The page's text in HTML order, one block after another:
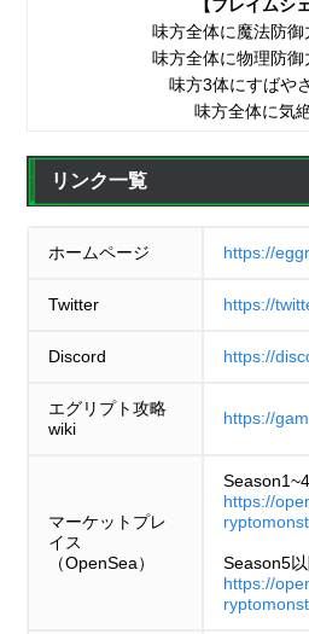
【フレイムシ
味方全体に魔法防御
味方全体に物理防御
味方3体にすばや
味方全体に気
リンク一覧
ホームページ https://
Twitter https://
Discord https://
エグリプト攻略
wiki
https://
マーケットプレ
イス
（OpenSea）
https://
Season5
https://